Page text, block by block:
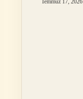
Temmuz 17, 2026